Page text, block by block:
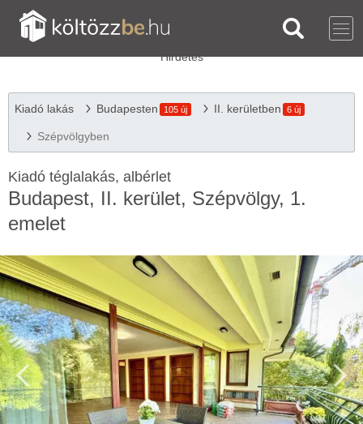
Kiadó lakás Budapesten 105 új II. kerületben 6 új
Szépvölgyben
Kiadó téglalakás, albérlet
Budapest, II. kerület, Szépvölgy, 1.
emelet